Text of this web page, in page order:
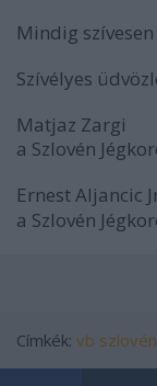
Mindig
Szívélyes
Matjaz Zargi
a Szlovén
Ernest Aljancic
a Szlovén
Címkék: vb